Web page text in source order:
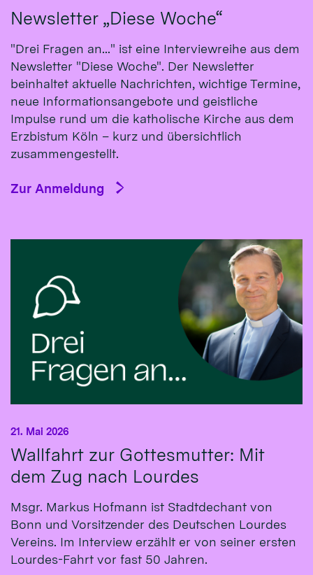
Newsletter „Diese Woche“
"Drei Fragen an..." ist eine Interviewreihe aus dem
Newsletter "Diese Woche". Der Newsletter
beinhaltet aktuelle Nachrichten, wichtige Termine,
neue Informationsangebote und geistliche
Impulse rund um die katholische Kirche aus dem
Erzbistum Köln – kurz und übersichtlich
zusammengestellt.
Zur Anmeldung
Wallfahrt zur Gottesmutter: Mit
dem Zug nach Lourdes
21. Mai 2026
Msgr. Markus Hofmann ist Stadtdechant von
Bonn und Vorsitzender des Deutschen Lourdes
Vereins. Im Interview erzählt er von seiner ersten
Lourdes-Fahrt vor fast 50 Jahren.